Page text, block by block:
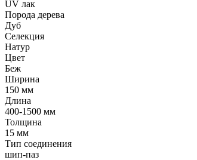
UV лак
Порода дерева
Дуб
Селекция
Натур
Цвет
Беж
Ширина
150 мм
Длина
400-1500 мм
Толщина
15 мм
Тип соединения
шип-паз